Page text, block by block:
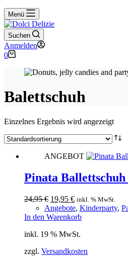
Menü
Suchen
Anmelden
Warenkorb
0
Balettschuh
Einzelnes Ergebnis wird angezeigt
ANGEBOT
Pinata
24,95€ Ursprünglicher
Preis
war:
19,95 €Aktueller
Preis
ist:
inkl. % MwSt.
Angebote, Kinderparty,
In den Warenkorb
inkl. 19 % MwSt.
zzgl. Versandkosten